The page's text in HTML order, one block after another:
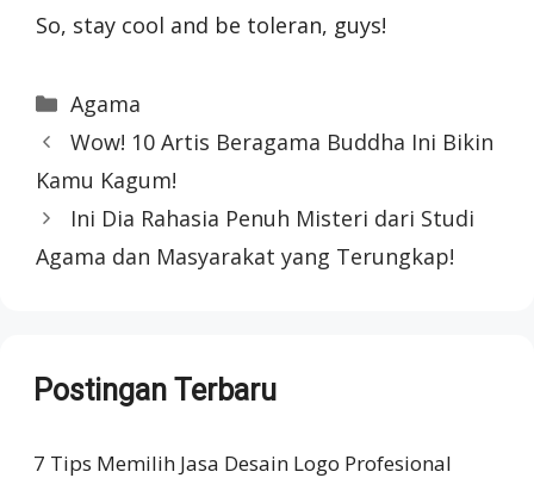
So, stay cool and be toleran, guys!
Categories
Agama
Wow! 10 Artis Beragama Buddha Ini Bikin
Kamu Kagum!
Ini Dia Rahasia Penuh Misteri dari Studi
Agama dan Masyarakat yang Terungkap!
Postingan Terbaru
7 Tips Memilih Jasa Desain Logo Profesional